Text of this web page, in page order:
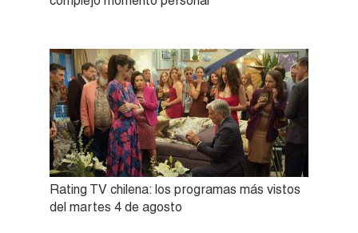
Rating TV chilena: los programas más vistos
del martes 4 de agosto